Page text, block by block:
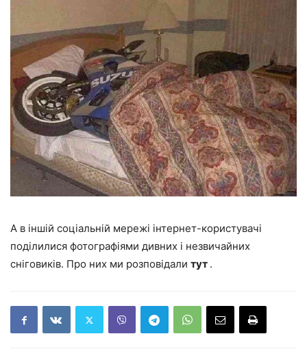
А в іншій соціальній мережі інтернет-користувачі
поділилися фотографіями дивних і незвичайних
сніговиків. Про них ми розповідали тут .